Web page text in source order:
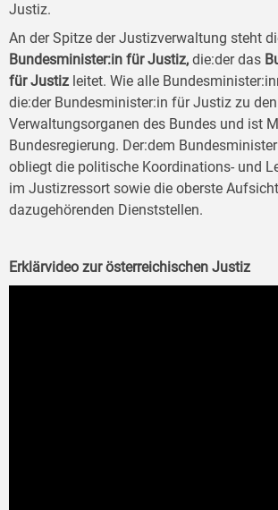
Justiz.
An der Spitze der Justizverwaltung steht
Bundesminister:in für Justiz, die:der das
für Justiz leitet. Wie alle
die:der Bundesminister:in für Justiz zu
Verwaltungsorganen des Bundes und ist
Bundesregierung. Der:dem
obliegt die politische Koordinations- und
im Justizressort sowie die oberste
dazugehörenden Dienststellen.
Erklärvideo zur österreichischen Justiz